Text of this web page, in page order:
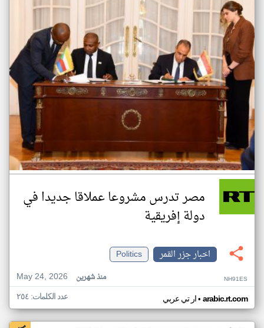
مصر تدرس مشروعا عملاقا جديدا في
دولة إفريقية
اخبار جزر القمر
Politics
May 24, 2026
منذ شهرين NH91ES
ار تي عربي• arabic.rt.com عدد الكلمات: ٢٥٤